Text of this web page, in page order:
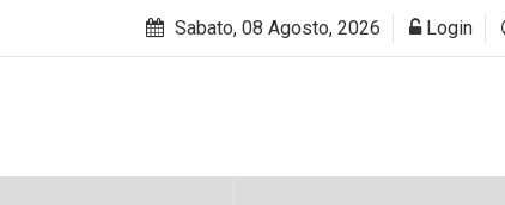
Sabato, 08 Agosto, 2026 Login